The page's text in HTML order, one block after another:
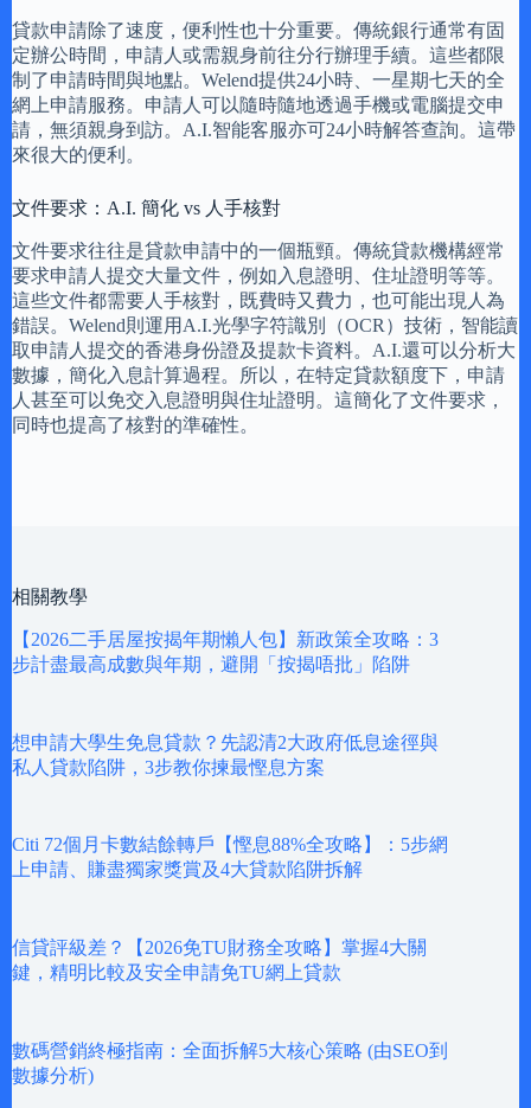
貸款申請除了速度，便利性也十分重要。傳統銀行通常有固
定辦公時間，申請人或需親身前往分行辦理手續。這些都限
制了申請時間與地點。Welend提供24小時、一星期七天的全
網上申請服務。申請人可以隨時隨地透過手機或電腦提交申
請，無須親身到訪。A.I.智能客服亦可24小時解答查詢。這帶
來很大的便利。
文件要求：A.I. 簡化 vs 人手核對
文件要求往往是貸款申請中的一個瓶頸。傳統貸款機構經常
要求申請人提交大量文件，例如入息證明、住址證明等等。
這些文件都需要人手核對，既費時又費力，也可能出現人為
錯誤。Welend則運用A.I.光學字符識別（OCR）技術，智能讀
取申請人提交的香港身份證及提款卡資料。A.I.還可以分析大
數據，簡化入息計算過程。所以，在特定貸款額度下，申請
人甚至可以免交入息證明與住址證明。這簡化了文件要求，
同時也提高了核對的準確性。
相關教學
【2026二手居屋按揭年期懶人包】新政策全攻略：3
步計盡最高成數與年期，避開「按揭唔批」陷阱
想申請大學生免息貸款？先認清2大政府低息途徑與
私人貸款陷阱，3步教你揀最慳息方案
Citi 72個月卡數結餘轉戶【慳息88%全攻略】：5步網
上申請、賺盡獨家獎賞及4大貸款陷阱拆解
信貸評級差？【2026免TU財務全攻略】掌握4大關
鍵，精明比較及安全申請免TU網上貸款
數碼營銷終極指南：全面拆解5大核心策略 (由SEO到
數據分析)